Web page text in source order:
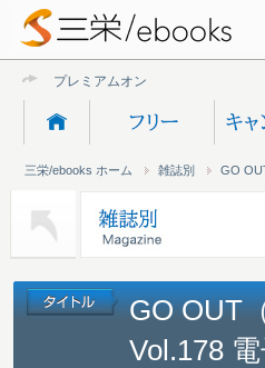
プレミアムオンライン新
三栄/ebooks ホーム 雑誌別 GO
GO OUT
Vol.178